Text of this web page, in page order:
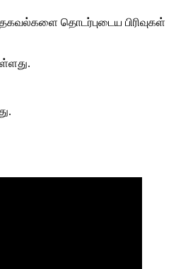
தொடர்புடைய பிரிவுகள்